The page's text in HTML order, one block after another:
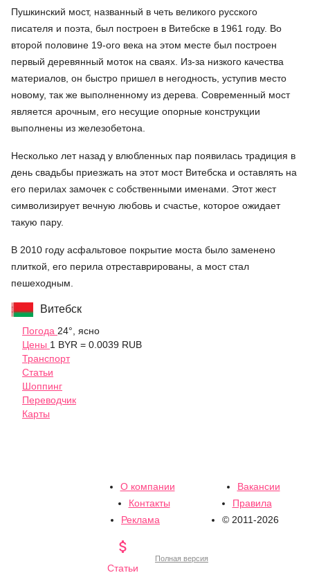
Пушкинский мост, названный в четь великого русского
писателя и поэта, был построен в Витебске в 1961 году. Во
второй половине 19-ого века на этом месте был построен
первый деревянный моток на сваях. Из-за низкого качества
материалов, он быстро пришел в негодность, уступив место
новому, так же выполненному из дерева. Современный мост
является арочным, его несущие опорные конструкции
выполнены из железобетона.
Несколько лет назад у влюбленных пар появилась традиция в
день свадьбы приезжать на этот мост Витебска и оставлять на
его перилах замочек с собственными именами. Этот жест
символизирует вечную любовь и счастье, которое ожидает
такую пару.
В 2010 году асфальтовое покрытие моста было заменено
плиткой, его перила отреставрированы, а мост стал
пешеходным.
Витебск
Погода 24°, ясно
Цены 1 BYR = 0.0039 RUB
Транспорт
Статьи
Шоппинг
Переводчик
Карты
О компании
Вакансии
Контакты
Правила
Реклама
© 2011-2026

Статьи
Полная версия